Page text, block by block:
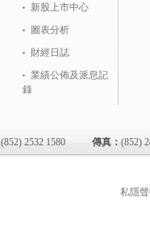
新股上市中心
圖表分析
財經日誌
業績公佈及派息記
錄
(852) 2532 1580 傳真： (852)
私隱聲